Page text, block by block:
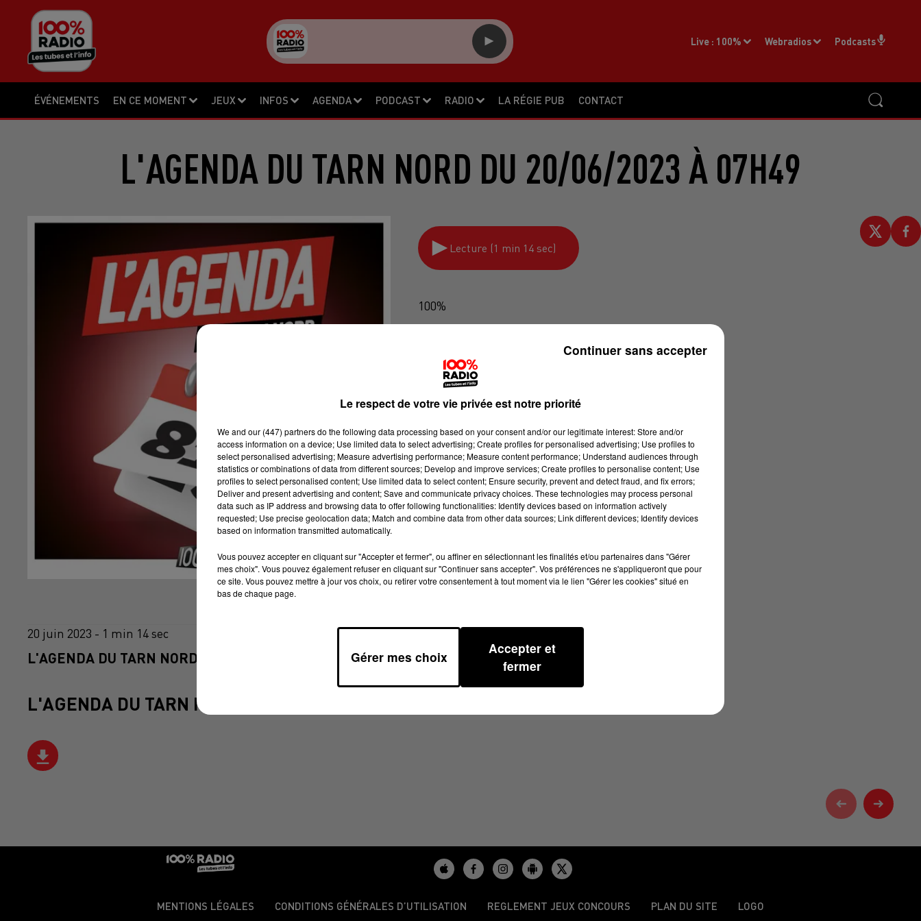
ÉVÉNEMENTS EN CE MOMENT JEUX INFOS AGENDA PODCAST RADIO LA RÉGIE PUB CONTACT
Live : 100% Webradios Podcasts
L'AGENDA DU TARN NORD DU 20/06/2023 À 07H49
Lecture (1 min 14 sec)
100%
20 juin 2023 - 1 min 14 sec
L'AGENDA DU TARN NORD DU 20/06/2023 À 07H49
L'AGENDA DU TARN NORD
MENTIONS LÉGALES CONDITIONS GÉNÉRALES D’UTILISATION REGLEMENT JEUX CONCOURS PLAN DU SITE LOGO
Le respect de votre vie privée est notre priorité
We and our (447) partnersdo the following data processing based on your consent and/or our legitimate interest: Store and/or
access information on a device; Use limited data to select advertising; Create profiles for personalised advertising; Use profiles to
select personalised advertising; Measure advertising performance; Measure content performance; Understand audiences through
statistics or combinations of data from different sources; Develop and improve services; Create profiles to personalise content; Use
profiles to select personalised content; Use limited data to select content; Ensure security, prevent and detect fraud, and fix errors;
Deliver and present advertising and content; Save and communicate privacy choices. These technologies may process personal
data such as IP address and browsing data to offer following functionalities: Identify devices based on information actively
requested; Use precise geolocation data; Match and combine data from other data sources; Link different devices; Identify devices
based on information transmitted automatically.
Vous pouvez accepter en cliquant sur "Accepter et fermer", ou affiner en sélectionnant les finalités et/ou partenaires dans "Gérer
mes choix". Vous pouvez également refuser en cliquant sur "Continuer sans accepter". Vos préférences ne s'appliqueront que pour
ce site. Vous pouvez mettre à jour vos choix, ou retirer votre consentement à tout moment via le lien "Gérer les cookies" situé en
bas de chaque page.
Gérer mes choix
Accepter et
fermer
Continuer sans accepter